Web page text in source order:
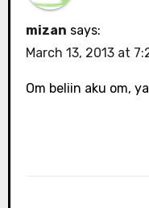
mizan says:
March 13, 2013 at
Om beliin aku om,